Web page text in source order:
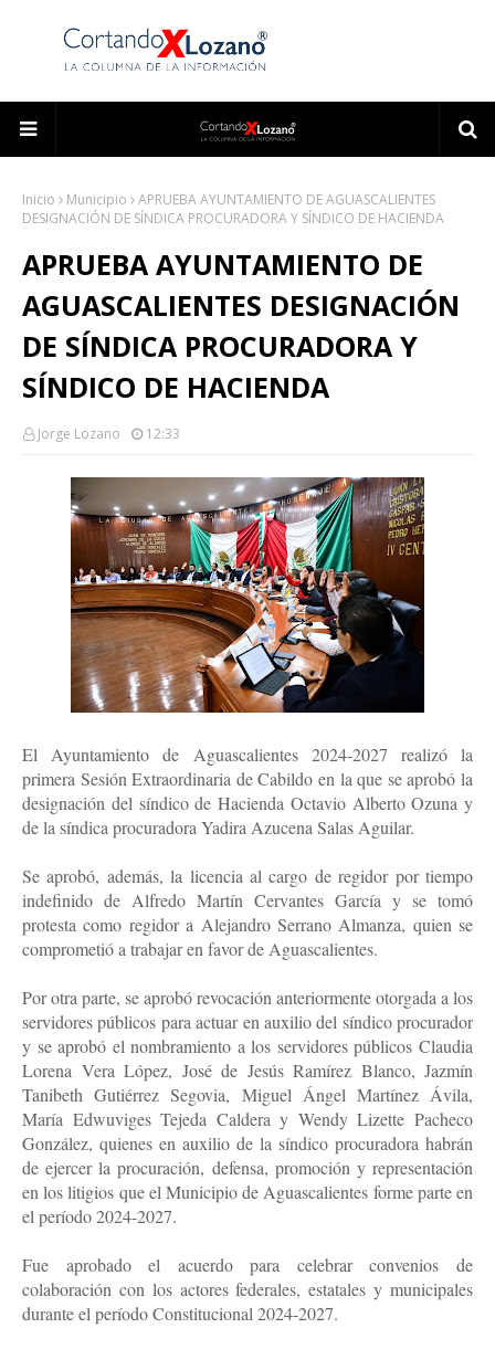
Inicio Municipio
APRUEBA AYUNTAMIENTO DE AGUASCALIENTES
DESIGNACIÓN DE SÍNDICA PROCURADORA Y SÍNDICO DE HACIENDA
APRUEBA AYUNTAMIENTO DE
AGUASCALIENTES DESIGNACIÓN
DE SÍNDICA PROCURADORA Y
SÍNDICO DE HACIENDA
Jorge Lozano 12:33
El Ayuntamiento de Aguascalientes 2024-2027 realizó la
primera Sesión Extraordinaria de Cabildo en la que se aprobó la
designación del síndico de Hacienda Octavio Alberto Ozuna y
de la síndica procuradora Yadira Azucena Salas Aguilar.
Se aprobó, además, la licencia al cargo de regidor por tiempo
indefinido de Alfredo Martín Cervantes García y se tomó
protesta como regidor a Alejandro Serrano Almanza, quien se
comprometió a trabajar en favor de Aguascalientes.
Por otra parte, se aprobó revocación anteriormente otorgada a los
servidores públicos para actuar en auxilio del síndico procurador
y se aprobó el nombramiento a los servidores públicos Claudia
Lorena Vera López, José de Jesús Ramírez Blanco, Jazmín
Tanibeth Gutiérrez Segovia, Miguel Ángel Martínez Ávila,
María Edwuviges Tejeda Caldera y Wendy Lizette Pacheco
González, quienes en auxilio de la síndico procuradora habrán
de ejercer la procuración, defensa, promoción y representación
en los litigios que el Municipio de Aguascalientes forme parte en
el período 2024-2027.
Fue aprobado el acuerdo para celebrar convenios de
colaboración con los actores federales, estatales y municipales
durante el período Constitucional 2024-2027.